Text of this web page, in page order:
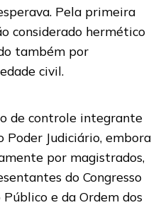
Pela primeira
considerado hermético
também por
civil.
de controle integrante
Judiciário, embora
por magistrados,
do Congresso
e da Ordem dos